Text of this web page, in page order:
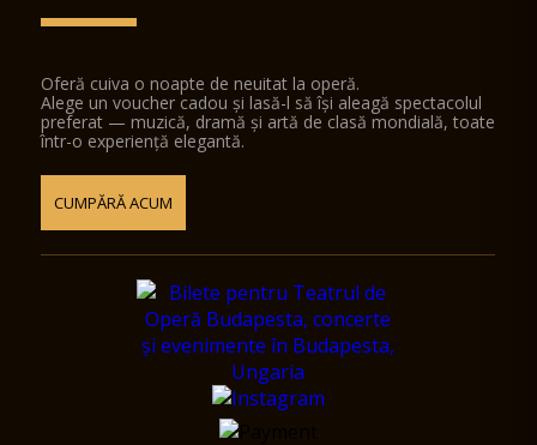
Oferă cuiva o noapte de neuitat la operă.
Alege un voucher cadou și lasă-l să își aleagă spectacolul
preferat — muzică, dramă și artă de clasă mondială, toate
într-o experiență elegantă.
CUMPĂRĂ ACUM